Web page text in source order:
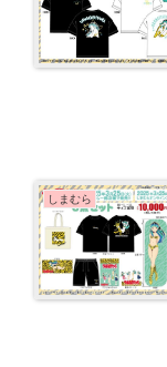
しまむら